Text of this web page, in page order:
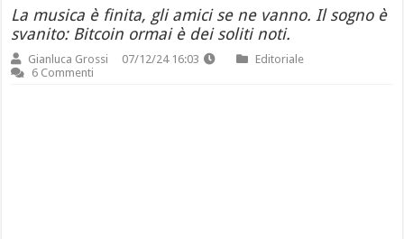
La musica è finita, gli amici se ne vanno. Il sogno è
svanito: Bitcoin ormai è dei soliti noti.
Gianluca Grossi 07/12/24 16:03
Editoriale
6 Commenti